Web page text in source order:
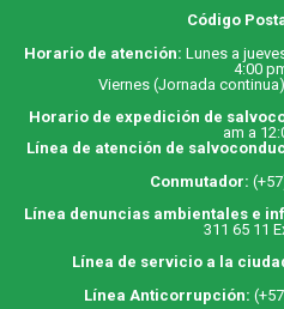
Código
Horario de atención: Lunes a
4:00
Viernes (Jornada
Horario de expedición de
am a
Línea de atención de
Conmutador:
Línea denuncias ambientales e
311 65 11
Línea de servicio a la
Línea Anticorrupción: